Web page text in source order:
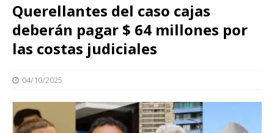
Querellantes del caso cajas
deberán pagar $ 64 millones por
las costas judiciales
04/10/2025